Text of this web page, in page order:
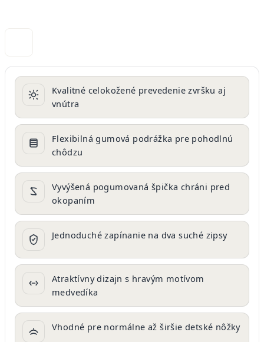
Kvalitné celokožené prevedenie zvršku aj
vnútra
Flexibilná gumová podrážka pre pohodlnú
chôdzu
Vyvýšená pogumovaná špička chráni pred
okopaním
Jednoduché zapínanie na dva suché zipsy
Atraktívny dizajn s hravým motívom
medvedíka
Vhodné pre normálne až širšie detské nôžky